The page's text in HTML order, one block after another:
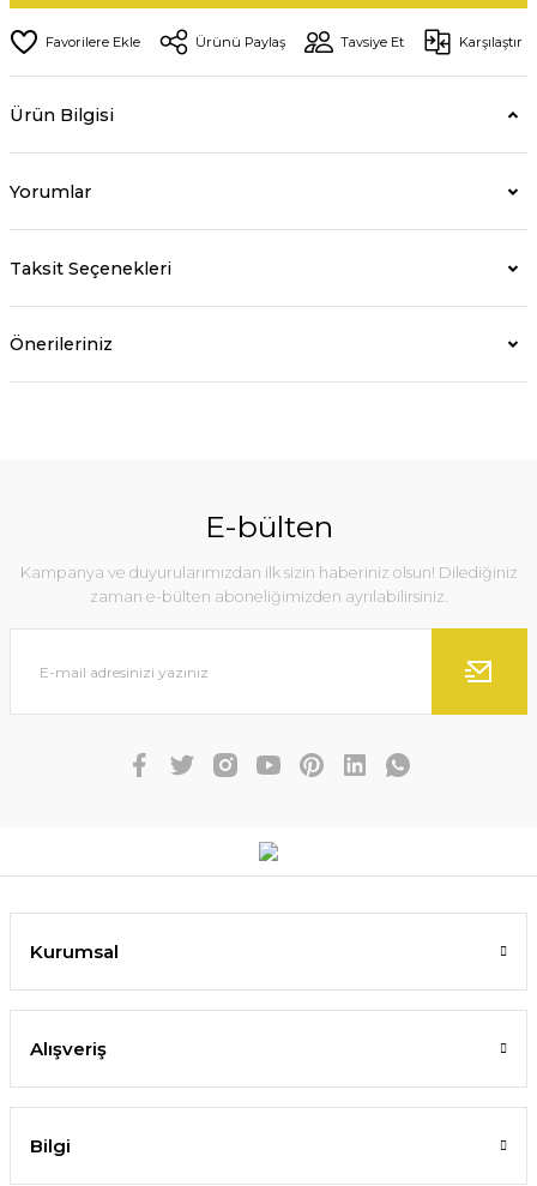
Ürünü Paylaş Tavsiye Et Karşılaştır
Ürün Bilgisi
Yorumlar
Taksit Seçenekleri
Önerileriniz
E-bülten
Kampanya ve duyurularımızdan ilk sizin haberiniz olsun! Dilediğiniz
zaman e-bülten aboneliğimizden ayrılabilirsiniz.
Kurumsal
Alışveriş
Bilgi